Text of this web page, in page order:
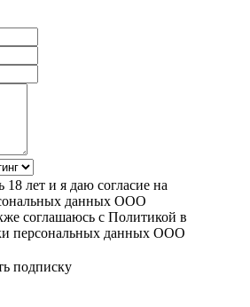
лет и я даю согласие на
данных ООО
соглашаюсь с Политикой в
персональных данных ООО
подписку